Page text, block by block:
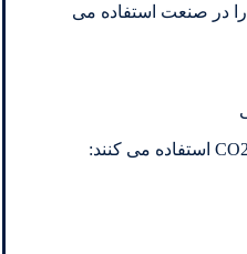
را در صنعت استفاده می